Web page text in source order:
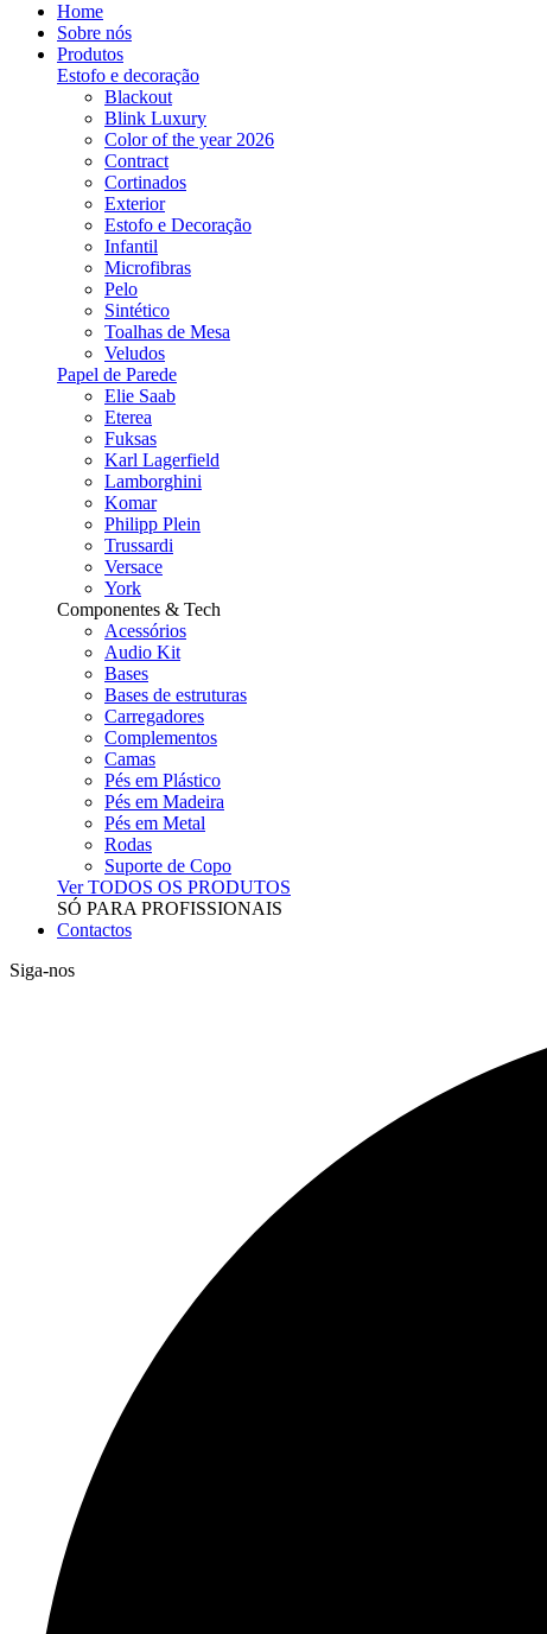
Home
Sobre nós
Produtos
Estofo e decoração
Blackout
Blink Luxury
Color of the year 2026
Contract
Cortinados
Exterior
Estofo e Decoração
Infantil
Microfibras
Pelo
Sintético
Toalhas de Mesa
Veludos
Papel de Parede
Elie Saab
Eterea
Fuksas
Karl Lagerfield
Lamborghini
Komar
Philipp Plein
Trussardi
Versace
York
Componentes & Tech
Acessórios
Audio Kit
Bases
Bases de estruturas
Carregadores
Complementos
Camas
Pés em Plástico
Pés em Madeira
Pés em Metal
Rodas
Suporte de Copo
Ver TODOS OS PRODUTOS
SÓ PARA PROFISSIONAIS
Contactos
Siga-nos